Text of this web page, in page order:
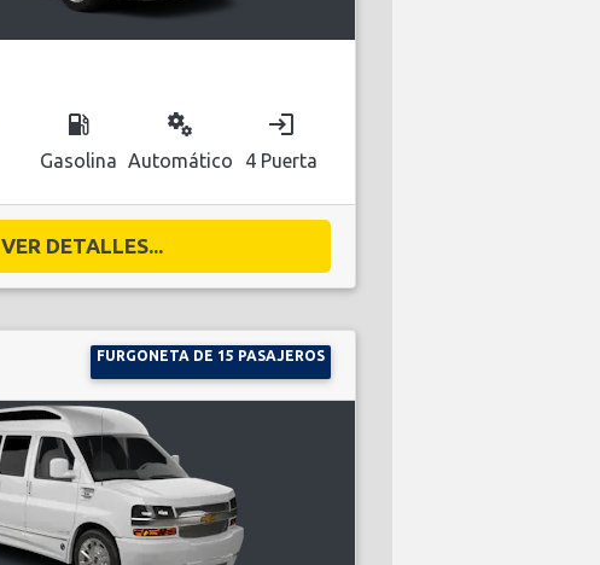
local_gas_station
Gasolina
miscellaneous_services
Automático
login
4 Puerta
VER DETALLES...
FURGONETA DE 15 PASAJEROS